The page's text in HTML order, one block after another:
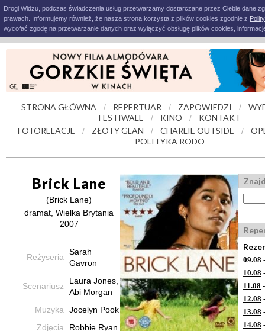
Drogi Widzu, podczas świadczenia usług przetwarzamy dostarczane przez Ciebie dane
prawach. Informujemy również, że nasza strona korzysta z plików cookies zgodnie z
wycofać zgodę na przetwarzanie danych oraz wyłączyć obsługę plików cookies,
STRONA GŁÓWNA / REPERTUAR / ZAPOWIEDZI /
FESTIWALE
/ KINO /
KONTAKT
FOTORELACJE
/ ZŁOTY GLAN / CHARLIE OUTSIDE /
POLITYKA RODO
Brick Lane
(Brick Lane)
dramat, Wielka Brytania
2007
Reżyseria
Sarah
Gavron
Scenariusz
Laura Jones,
Abi Morgan
Muzyka
Jocelyn Pook
Zdjęcia
Robbie Ryan
09.08
10.08
11.08
12.08
13.08
14.08